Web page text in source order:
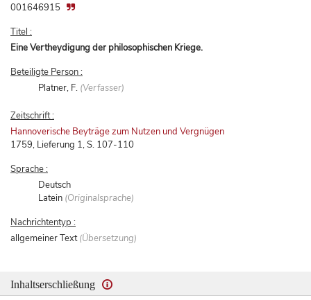
001646915
Titel :
Eine Vertheydigung der philosophischen Kriege.
Beteiligte Person :
Platner, F. (Verfasser)
Zeitschrift :
Hannoverische Beyträge zum Nutzen und Vergnügen
1759, Lieferung 1, S. 107-110
Sprache :
Deutsch
Latein (Originalsprache)
Nachrichtentyp :
allgemeiner Text(Übersetzung)
Inhaltserschließung